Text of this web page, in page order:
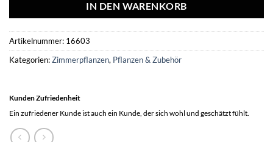
IN DEN WARENKORB
Artikelnummer: 16603
Kategorien:Zimmerpflanzen, Pflanzen & Zubehör
Kunden Zufriedenheit
Ein zufriedener Kunde ist auch ein Kunde, der sich wohl und geschätzt fühlt.